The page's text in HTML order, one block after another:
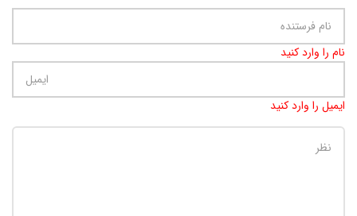
نام را وارد کنید
ایمیل را وارد کنید